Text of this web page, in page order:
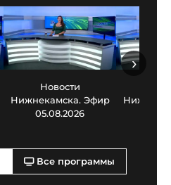
Новости
Нижнекамска. Эфир
05.08.2026
›
Все программы